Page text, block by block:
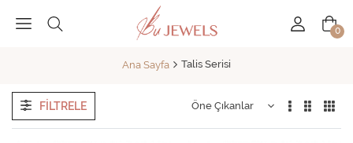
0
Ana Sayfa Talis Serisi
FILTRELE